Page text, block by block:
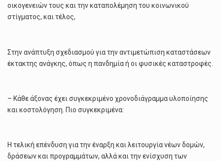
οικογενειών τους και την καταπολέμηση του κοινωνικού
στίγματος, και τέλος,
Στην ανάπτυξη σχεδιασμού για την αντιμετώπιση καταστάσεων
έκτακτης ανάγκης, όπως η πανδημία ή οι φυσικές καταστροφές.
– Κάθε άξονας έχει συγκεκριμένο χρονοδιάγραμμα υλοποίησης
και κοστολόγηση. Πιο συγκεκριμένα:
Η τελική επένδυση για την έναρξη και λειτουργία νέων δομών,
δράσεων και προγραμμάτων, αλλά και την ενίσχυση των